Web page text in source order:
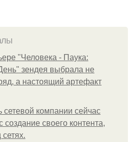
"Человека - Паука:
зендея выбрала не
а настоящий артефакт
сетевой компании сейчас
своего контента,